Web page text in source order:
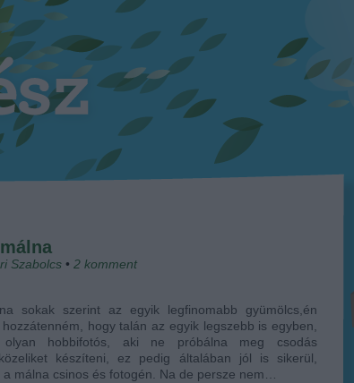
Szabolcs • 2 komment
sokak szerint az egyik legfinomabb gyümölcs,én
hogy talán az egyik legszebb is egyben,
olyan hobbifotós, aki ne próbálna meg csodás
készíteni, ez pedig általában jól is sikerül,
a málna csinos és fotogén. Na de persze nem…